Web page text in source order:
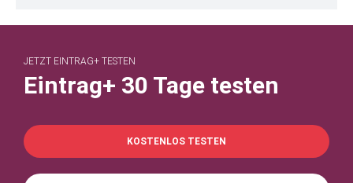
JETZT EINTRAG+ TESTEN
Eintrag+ 30 Tage testen
KOSTENLOS TESTEN